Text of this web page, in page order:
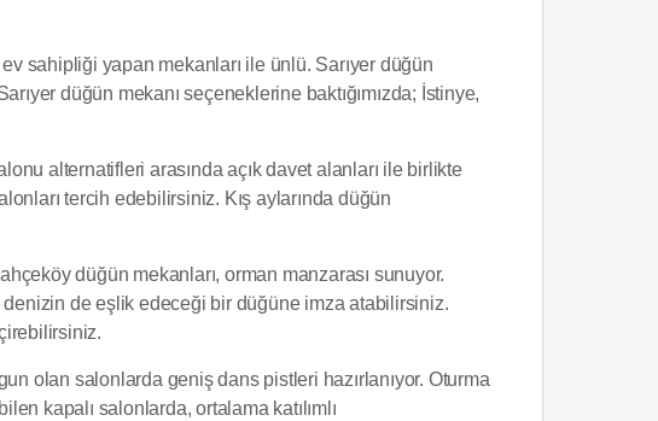
sahipliği yapan mekanları ile ünlü. Sarıyer düğün
düğün mekanı seçeneklerine baktığımızda; İstinye,
alternatifleri arasında açık davet alanları ile birlikte
tercih edebilirsiniz. Kış aylarında düğün
düğün mekanları, orman manzarası sunuyor.
denizin de eşlik edeceği bir düğüne imza atabilirsiniz.
olan salonlarda geniş dans pistleri hazırlanıyor. Oturma
kapalı salonlarda, ortalama katılımlı